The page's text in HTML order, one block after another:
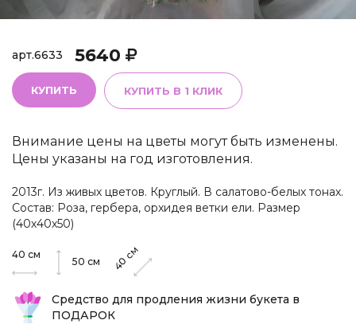
арт.6633 5640
КУПИТЬ КУПИТЬ В 1 КЛИК
Внимание цены на цветы могут быть изменены.
Цены указаны на год изготовления.
2013г. Из живых цветов. Круглый. В салатово-белых тонах.
Состав: Роза, гербера, орхидея ветки ели. Размер
(40х40х50)
40 см
50 см 40
см
Средство для продления жизни букета в
ПОДАРОК